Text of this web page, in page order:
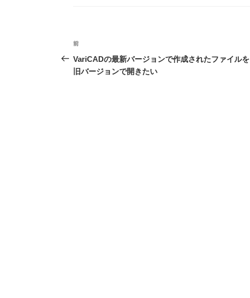
投
稿
ナ
前
の
投
前
VariCADの最新バージョンで作成されたファイルを
旧バージョンで開きたい